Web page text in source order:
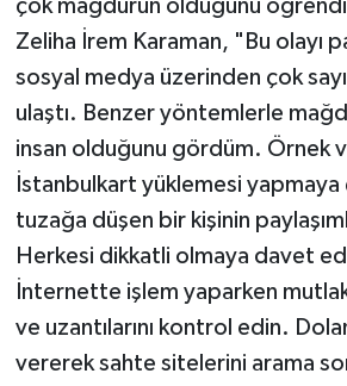
çok mağdurun olduğunu
Zeliha İrem Karaman, "Bu olayı
sosyal medya üzerinden çok
ulaştı. Benzer yöntemlerle
insan olduğunu gördüm. Örnek
İstanbulkart yüklemesi yapmaya
tuzağa düşen bir kişinin
Herkesi dikkatli olmaya davet
İnternette işlem yaparken
ve uzantılarını kontrol edin.
vererek sahte sitelerini arama